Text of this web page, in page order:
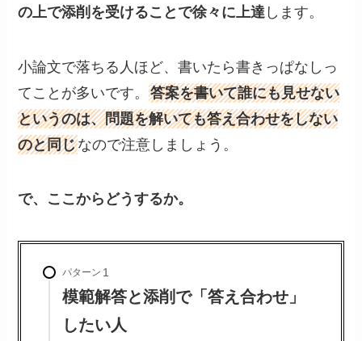
の上で添削を受けることで徐々に上達 します。
小論文で落ちる人ほど、書いたら書きっぱなしっ
てことが多いです。答案を書いて誰にも見せない
というのは、問題を解いても答え合わせをしない
のと同じなので注意しましょう。
で、ここからどうするか。
パターン
模範解答と添削で「答え合わせ」
したい人